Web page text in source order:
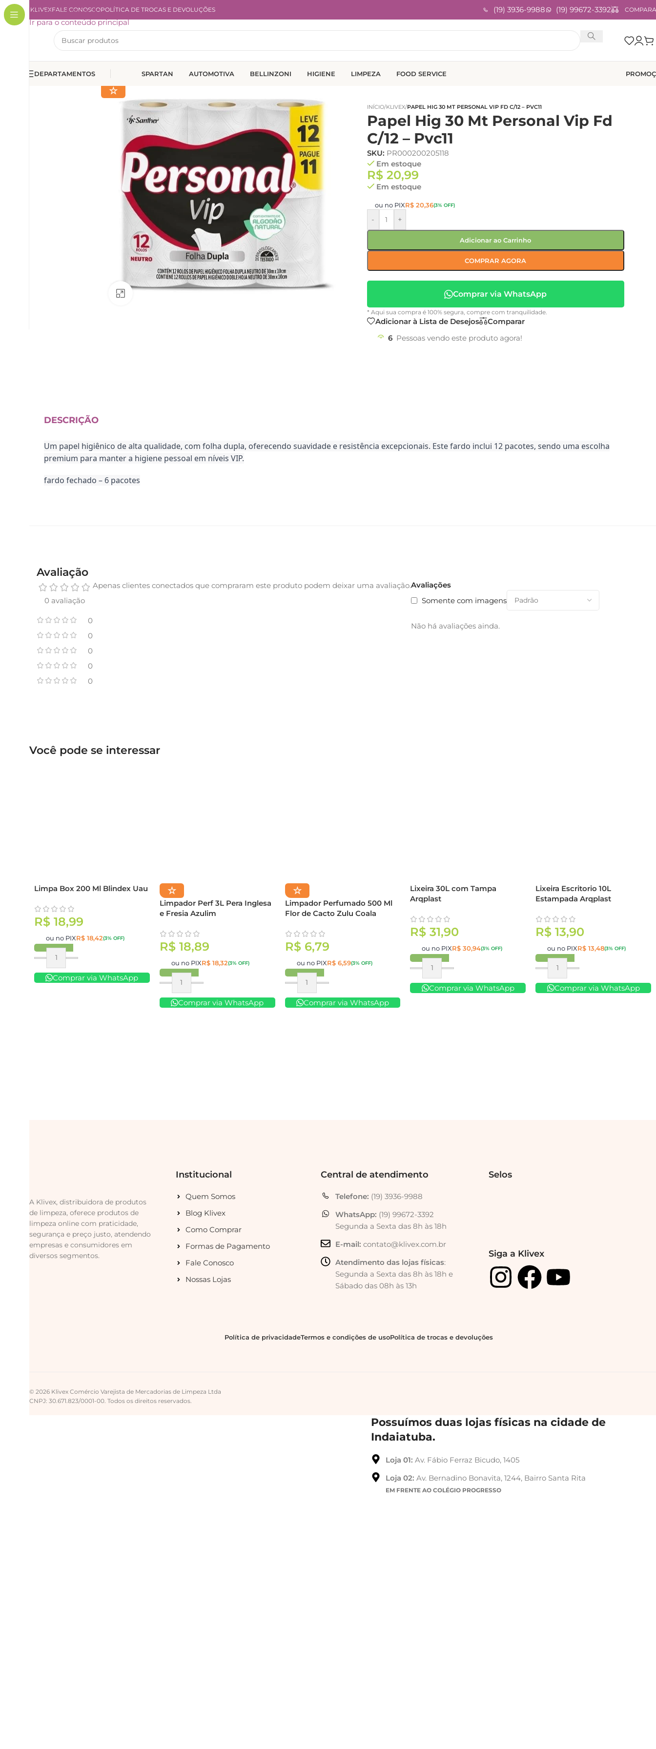
Ir para a navegação
Ir para o conteúdo principal
A KLIVEXFALE CONOSCOPOLÍTICA DE TROCAS E DEVOLUÇÕES (19) 3936-9988 (19) 99672-3392
DEPARTAMENTOS SPARTAN AUTOMOTIVA BELLINZONI HIGIENE LIMPEZA FOOD SERVICE
☆
Clique para ampliar
INÍCIO/KLIVEX/PAPEL HIG 30 MT PERSONAL VIP FD C/12 – PVC11
Papel Hig 30 Mt Personal Vip Fd
C/12 – Pvc11
SKU: PR000200205118
Em estoque
R$20,99
Em estoque
ou no PIXR$20,36(3% OFF)
- +
Adicionar ao Carrinho
COMPRAR AGORA
Comprar via WhatsApp
* Aqui sua compra é 100% segura, compre com tranquilidade.
Adicionar à Lista de Desejos
Comparar
6 Pessoas vendo este produto agora!
DESCRIÇÃO
Um papel higiênico de alta qualidade, com folha dupla, oferecendo suavidade e resistência excepcionais. Este fardo inclui 12 pacotes, sendo uma escolha
premium para manter a higiene pessoal em níveis VIP.
fardo fechado – 6 pacotes
Avaliação
0 avaliação
0
0
0
0
0
Avaliações
Somente com imagens
Não há avaliações ainda.
Apenas clientes conectados que compraram este produto podem deixar uma avaliação.
Você pode se interessar
Limpa Box 200 Ml Blindex Uau
R$ 18,99
ou no PIXR$ 18,42(3% OFF)
Comprar
Comprar via WhatsApp
☆
Limpador Perf 3L Pera Inglesa
e Fresia Azulim
R$18,89
ou no PIXR$18,32(3% OFF)
Comprar
Comprar via WhatsApp
☆
Limpador Perfumado 500 Ml
Flor de Cacto Zulu Coala
R$6,79
ou no PIXR$6,59(3% OFF)
Comprar
Comprar via WhatsApp
Lixeira 30L com Tampa
Arqplast
R$ 31,90
ou no PIXR$ 30,94(3% OFF)
Comprar
Comprar via WhatsApp
Lixeira Escritorio 10L
Estampada Arqplast
R$ 13,90
ou no PIXR$ 13,48(3% OFF)
Comprar
Comprar via WhatsApp
A Klivex, distribuidora de produtos
de limpeza, oferece produtos de
limpeza online com praticidade,
segurança e preço justo, atendendo
empresas e consumidores em
diversos segmentos.
Institucional
Quem Somos
Blog Klivex
Como Comprar
Formas de Pagamento
Fale Conosco
Nossas Lojas
Central de atendimento
Telefone: (19) 3936-9988
WhatsApp: (19) 99672-3392
Segunda a Sexta das 8h às 18h
E-mail: contato@klivex.com.br
Atendimento das lojas físicas:
Segunda a Sexta das 8h às 18h e
Sábado das 08h às 13h
Selos
Siga a Klivex
Política de privacidadeTermos e condições de usoPolítica de trocas e devoluções
© 2026 Klivex Comércio Varejista de Mercadorias de Limpeza Ltda
CNPJ: 30.671.823/0001-00. Todos os direitos reservados.
Possuímos duas lojas físicas na cidade de
Indaiatuba.
Loja 01: Av. Fábio Ferraz Bicudo, 1405
Loja 02: Av. Bernadino Bonavita, 1244, Bairro Santa Rita
EM FRENTE AO COLÉGIO PROGRESSO